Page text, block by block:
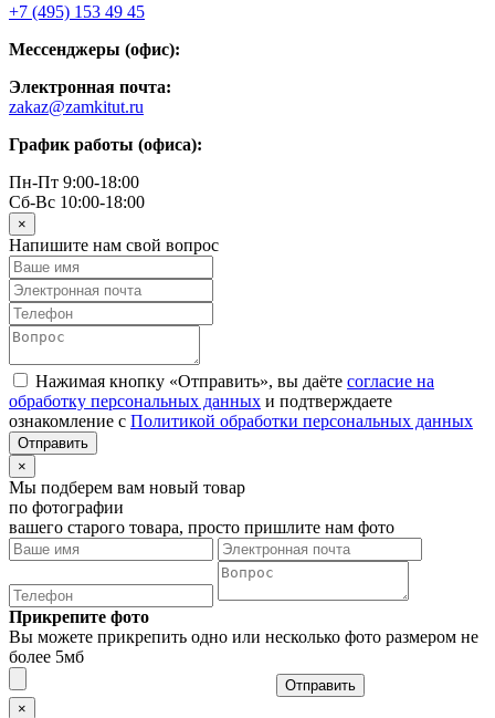
+7 (495) 153 49 45
Мессенджеры (офис):
Электронная почта:
zakaz@zamkitut.ru
График работы (офиса):
Пн-Пт 9:00-18:00
Сб-Вс 10:00-18:00
×
Напишите нам свой вопрос
Нажимая кнопку «Отправить», вы даёте согласие на
обработку персональных данных и подтверждаете
ознакомление с Политикой обработки персональных данных
×
Мы подберем вам новый товар
по фотографии
вашего старого товара, просто пришлите нам фото
Прикрепите фото
Вы можете прикрепить одно или несколько фото размером не
более 5мб
Отправить
×